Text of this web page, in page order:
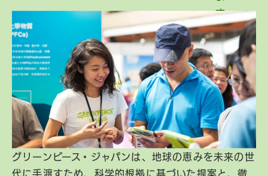
グリーンピース・ジャパンは、地球の恵みを未来の世
代に手渡すため、科学的根拠に基づいた提案と、徹